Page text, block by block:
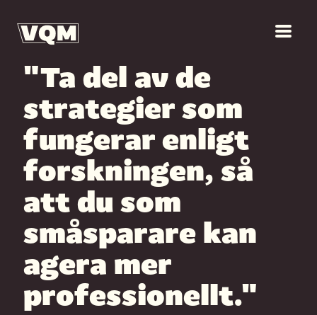
"Ta del av de
strategier som
fungerar enligt
forskningen, så
att du som
småsparare kan
agera mer
professionellt."